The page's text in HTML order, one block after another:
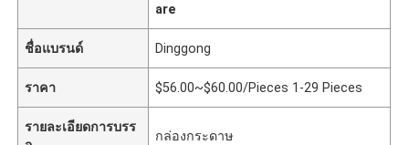
are
ชื่อแบรนด์ Dinggong
ราคา $56.00~$60.00/Pieces 1-29 Pieces
รายละเอียดการบรร
กล่องกระดาษ